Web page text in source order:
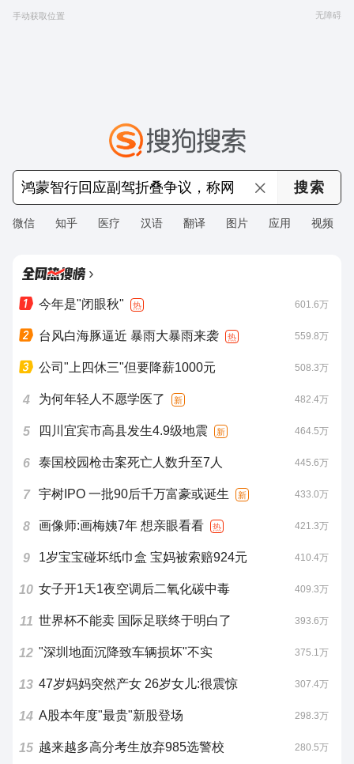
手动获取位置 无障碍
微信 知乎 医疗 汉语 翻译 图片 应用 视频
›
今年是"闭眼秋" 热 601.6万
台风白海豚逼近 暴雨大暴雨来袭 热 559.8万
公司"上四休三"但要降薪1000元 508.3万
4 为何年轻人不愿学医了 新 482.4万
5 四川宜宾市高县发生4.9级地震 新 464.5万
6 泰国校园枪击案死亡人数升至7人 445.6万
7 宇树IPO 一批90后千万富豪或诞生 新 433.0万
8 画像师:画梅姨7年 想亲眼看看 热 421.3万
9 1岁宝宝碰坏纸巾盒 宝妈被索赔924元 410.4万
10 女子开1天1夜空调后二氧化碳中毒 409.3万
11 世界杯不能卖 国际足联终于明白了 393.6万
12 "深圳地面沉降致车辆损坏"不实 375.1万
13 47岁妈妈突然产女 26岁女儿:很震惊 307.4万
14 A股本年度"最贵"新股登场 298.3万
15 越来越多高分考生放弃985选警校 280.5万